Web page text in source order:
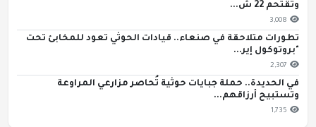
وتقتحم 22 ش...
3,008
تطورات متلاحقة في صنعاء.. قيادات الحوثي تعود للمخابئ تحت
"بروتوكول إير...
2,307
في الحديدة.. حملة جبايات حوثية تُحاصر مزارعي المراوعة
وتستبيح أرزاقهم...
1,735